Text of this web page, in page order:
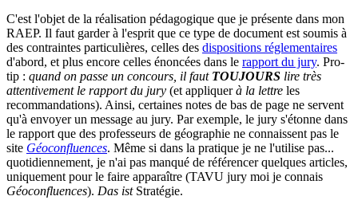
C'est l'objet de la réalisation pédagogique que je présente dans mon
RAEP. Il faut garder à l'esprit que ce type de document est soumis à
des contraintes particulières, celles des dispositions réglementaires
d'abord, et plus encore celles énoncées dans le rapport du jury. Pro-
tip : quand on passe un concours, il faut TOUJOURS lire très
attentivement le rapport du jury (et appliquerà la lettre les
recommandations). Ainsi, certaines notes de bas de page ne servent
qu'à envoyer un message au jury. Par exemple, le jury s'étonne dans
le rapport que des professeurs de géographie ne connaissent pas le
site Géoconfluences. Même si dans la pratique je ne l'utilise pas...
quotidiennement, je n'ai pas manqué de référencer quelques articles,
uniquement pour le faire apparaître (TAVU jury moi je connais
Géoconfluences). Das ist Stratégie.